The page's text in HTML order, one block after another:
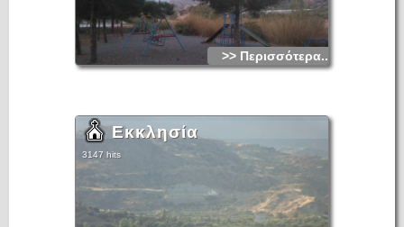
>> Περισσότερα...
Εκκλησία
3147 hits